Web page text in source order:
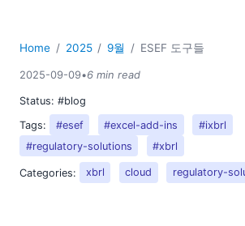
Home 2025 9월 ESEF 도구들
2025-09-09•6 min read
Status: #blog
Tags:
#esef #excel-add-ins
#ixbrl
#regulatory-solutions
#xbrl
Categories: xbrl cloud regulatory-